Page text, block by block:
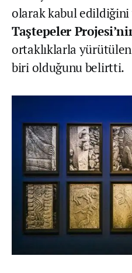
olarak kabul edildiğini
Taştepeler
ortaklıklarla
biri olduğunu belirtti.